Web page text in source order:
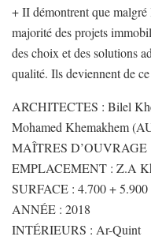
+ II démontrent que malgré
majorité des projets
des choix et des solutions
qualité. Ils deviennent de
ARCHITECTES : Bilel
Mohamed Khemakhem
MAÎTRES D’OUVRAGE
EMPLACEMENT : Z.A
SURFACE : 4.700 + 5.900
ANNÉE : 2018
INTÉRIEURS : Ar-Quint